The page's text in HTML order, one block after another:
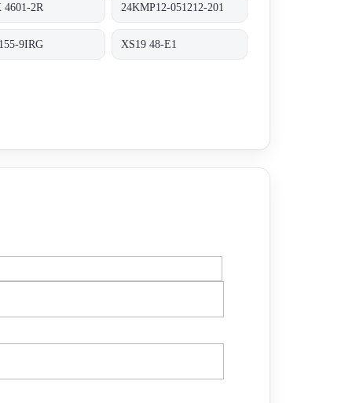
4601-2R 24KMP12-051212-201
9IRG XS19 48-E1